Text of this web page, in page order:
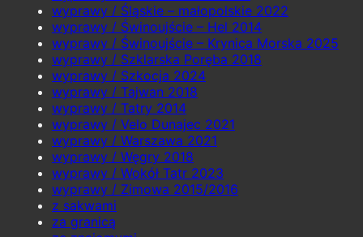
wyprawy / Śląskie – małopolskie 2022
wyprawy / Świnoujście – Hel 2014
wyprawy / Świnoujście – Krynica Morska 2025
wyprawy / Szklarska Poręba 2018
wyprawy / Szkocja 2024
wyprawy / Tajwan 2018
wyprawy / Tatry 2014
wyprawy / Velo Dunajec 2021
wyprawy / Warszawa 2021
wyprawy / Węgry 2018
wyprawy / Wokół Tatr 2023
wyprawy / Zimowa 2015/2016
z sakwami
za granicą